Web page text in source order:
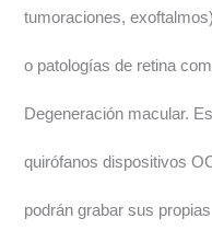
tumoraciones,
o patologías de retina
Degeneración macular.
quirófanos dispositivos
podrán grabar sus propias